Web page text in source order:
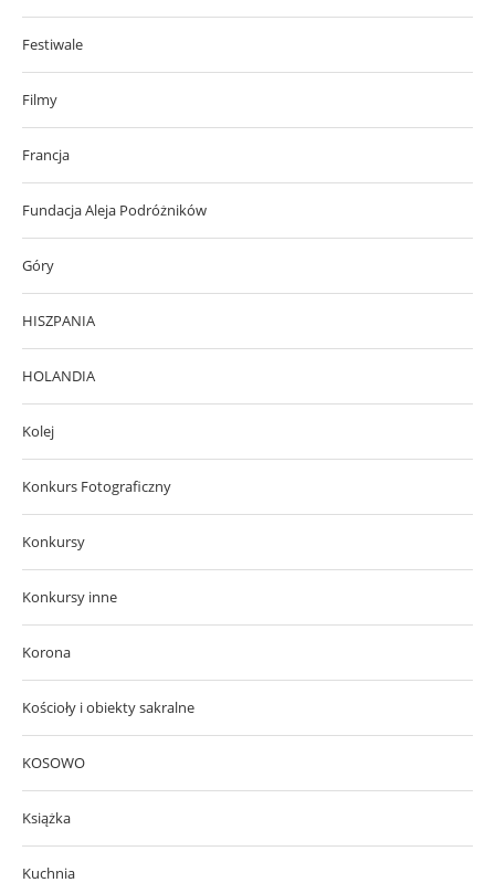
Festiwale
Filmy
Francja
Fundacja Aleja Podróżników
Góry
HISZPANIA
HOLANDIA
Kolej
Konkurs Fotograficzny
Konkursy
Konkursy inne
Korona
Kościoły i obiekty sakralne
KOSOWO
Książka
Kuchnia